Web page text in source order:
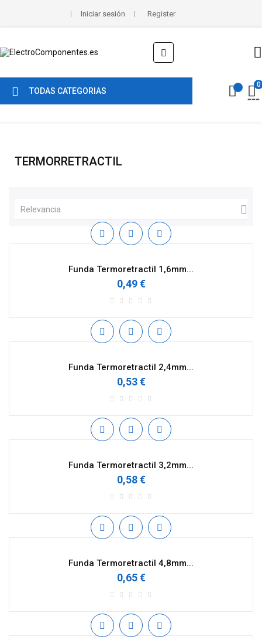
Iniciar sesión Register
Navegación
de
palanca
☰
TODAS CATEGORIAS
0
TERMORRETRACTIL
Relevancia 
Funda Termoretractil 1,6mm...
0,49 €
Funda Termoretractil 2,4mm...
0,53 €
Funda Termoretractil 3,2mm...
0,58 €
Funda Termoretractil 4,8mm...
0,65 €